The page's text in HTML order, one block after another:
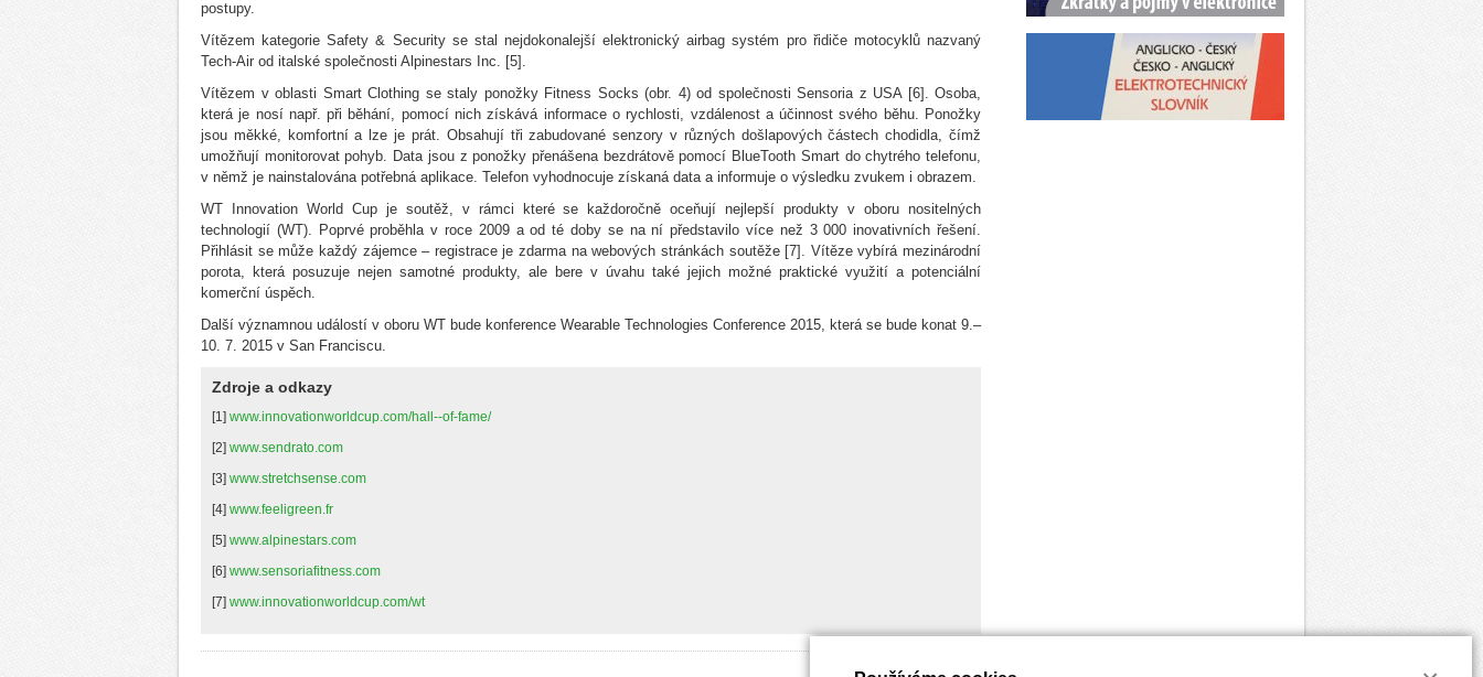
postupy.
Vítězem kategorie Safety & Security se stal nejdokonalejší elektronický airbag systém pro řidiče motocyklů nazvaný
Tech-Air od italské společnosti Alpinestars Inc. [5].
Vítězem v oblasti Smart Clothing se staly ponožky Fitness Socks (obr. 4) od společnosti Sensoria z USA [6]. Osoba,
která je nosí např. při běhání, pomocí nich získává informace o rychlosti, vzdálenost a účinnost svého běhu. Ponožky
jsou měkké, komfortní a lze je prát. Obsahují tři zabudované senzory v různých došlapových částech chodidla, čímž
umožňují monitorovat pohyb. Data jsou z ponožky přenášena bezdrátově pomocí BlueTooth Smart do chytrého telefonu,
v němž je nainstalována potřebná aplikace. Telefon vyhodnocuje získaná data a informuje o výsledku zvukem i obrazem.
WT Innovation World Cup je soutěž, v rámci které se každoročně oceňují nejlepší produkty v oboru nositelných
technologií (WT). Poprvé proběhla v roce 2009 a od té doby se na ní představilo více než 3 000 inovativních řešení.
Přihlásit se může každý zájemce – registrace je zdarma na webových stránkách soutěže [7]. Vítěze vybírá mezinárodní
porota, která posuzuje nejen samotné produkty, ale bere v úvahu také jejich možné praktické využití a potenciální
komerční úspěch.
Další významnou událostí v oboru WT bude konference Wearable Technologies Conference 2015, která se bude konat 9.–
10. 7. 2015 v San Franciscu.
Zdroje a odkazy
[1] www.innovationworldcup.com/hall--of-fame/
[2] www.sendrato.com
[3] www.stretchsense.com
[4] www.feeligreen.fr
[5] www.alpinestars.com
[6] www.sensoriafitness.com
[7] www.innovationworldcup.com/wt